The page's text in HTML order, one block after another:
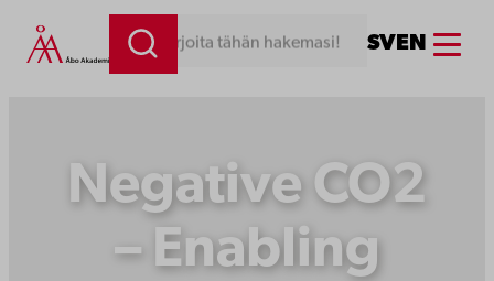
Siirry
sisältöön
Kirjoita tähän hakemasi! SVEN Menu
Negative CO2
– Enabling